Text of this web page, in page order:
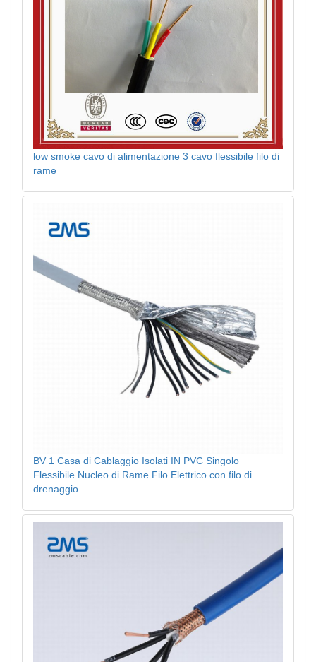
low smoke cavo di alimentazione 3 cavo flessibile filo di
rame
BV 1 Casa di Cablaggio Isolati IN PVC Singolo
Flessibile Nucleo di Rame Filo Elettrico con filo di
drenaggio